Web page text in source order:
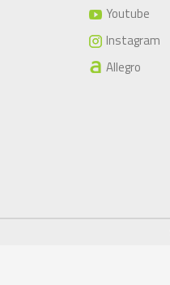
Youtube
Instagram
Allegro